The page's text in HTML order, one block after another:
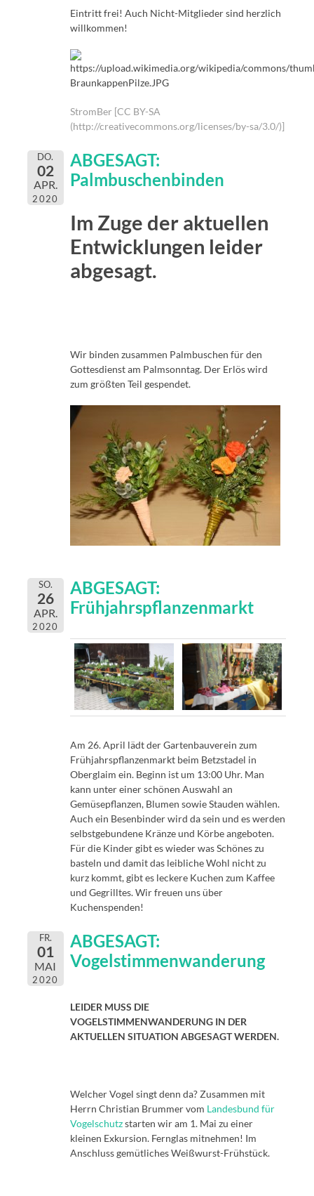
Eintritt frei! Auch Nicht-Mitglieder sind herzlich
willkommen!
StromBer [CC BY-SA
(http://creativecommons.org/licenses/by-sa/3.0/)]
DO.
02
APR.
2020
ABGESAGT:
Palmbuschenbinden
Im Zuge der aktuellen
Entwicklungen leider
abgesagt.
Wir binden zusammen Palmbuschen für den
Gottesdienst am Palmsonntag. Der Erlös wird
zum größten Teil gespendet.
SO.
26
APR.
2020
ABGESAGT:
Frühjahrspflanzenmarkt
Am 26. April lädt der Gartenbauverein zum
Frühjahrspflanzenmarkt beim Betzstadel in
Oberglaim ein. Beginn ist um 13:00 Uhr. Man
kann unter einer schönen Auswahl an
Gemüsepflanzen, Blumen sowie Stauden wählen.
Auch ein Besenbinder wird da sein und es werden
selbstgebundene Kränze und Körbe angeboten.
Für die Kinder gibt es wieder was Schönes zu
basteln und damit das leibliche Wohl nicht zu
kurz kommt, gibt es leckere Kuchen zum Kaffee
und Gegrilltes. Wir freuen uns über
Kuchenspenden!
FR.
01
MAI
2020
ABGESAGT:
Vogelstimmenwanderung
LEIDER MUSS DIE
VOGELSTIMMENWANDERUNG IN DER
AKTUELLEN SITUATION ABGESAGT WERDEN.
Welcher Vogel singt denn da? Zusammen mit
Herrn Christian Brummer vom Landesbund für
Vogelschutzstarten wir am 1. Mai zu einer
kleinen Exkursion. Fernglas mitnehmen! Im
Anschluss gemütliches Weißwurst-Frühstück.